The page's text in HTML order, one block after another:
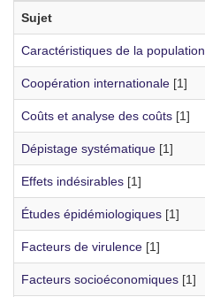
Sujet
Caractéristiques de la population
Coopération internationale [1]
Coûts et analyse des coûts [1]
Dépistage systématique [1]
Effets indésirables [1]
Études épidémiologiques [1]
Facteurs de virulence [1]
Facteurs socioéconomiques [1]